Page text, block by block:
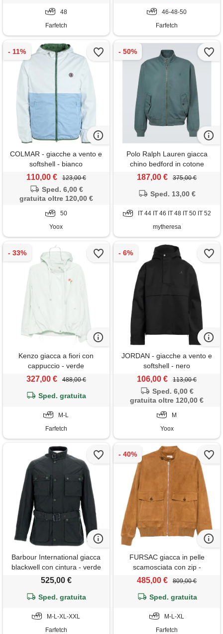
48
Farfetch
46-48-50
Farfetch
COLMAR - giacche a vento e
softshell - bianco
110,00 € 123,00 €
Sped. 6,00 €
gratuita oltre 120,00 €
50
Yoox
Polo Ralph Lauren giacca
chino bedford in cotone
187,00 € 375,00 €
Sped. 13,00 €
IT 44 IT 46 IT 48 IT 50 IT 52
mytheresa
Kenzo giacca a fiori con
cappuccio - verde
327,00 € 488,00 €
Sped. gratuita
M-L
Farfetch
JORDAN - giacche a vento e
softshell - nero
106,00 € 113,00 €
Sped. 6,00 €
gratuita oltre 120,00 €
M
Yoox
Barbour International giacca
blackwell con cintura - verde
525,00 €
Sped. gratuita
M-L-XL-XXL
Farfetch
FURSAC giacca in pelle
scamosciata con zip -
marrone
485,00 € 809,00 €
Sped. gratuita
M-L-XL
Farfetch